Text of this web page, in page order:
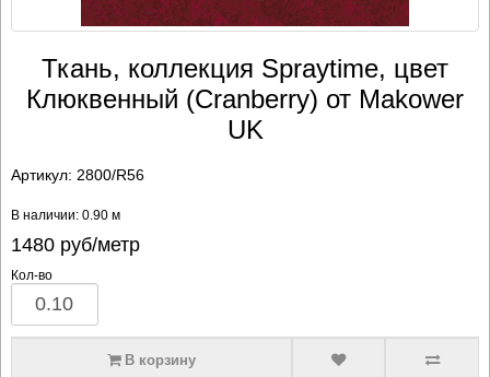
Ткань, коллекция Spraytime, цвет
Клюквенный (Cranberry) от Makower
UK
Артикул: 2800/R56
В наличии: 0.90 м
1480руб/метр
Кол-во
В корзину